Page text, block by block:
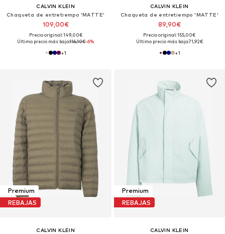
CALVIN KLEIN
Chaqueta de entretiempo 'MATTE'
109,00€
Precio original: 149,00€
Último precio más bajo:116,10€-6%
+1
CALVIN KLEIN
Chaqueta de entretiempo 'MATTE'
89,90€
Precio original: 155,00€
Último precio más bajo:71,92€
+1
Premium
REBAJAS
CALVIN KLEIN
Premium
REBAJAS
CALVIN KLEIN